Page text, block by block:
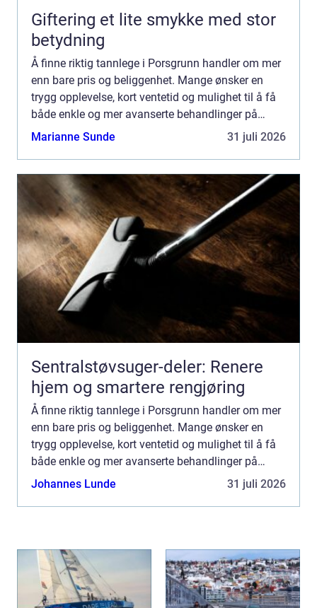
Giftering et lite smykke med stor
betydning
Å finne riktig tannlege i Porsgrunn handler om mer
enn bare pris og beliggenhet. Mange ønsker en
trygg opplevelse, kort ventetid og mulighet til å få
både enkle og mer avanserte behandlinger på
samme sted. Samtidig øker forventningene til
Marianne Sunde 31 juli 2026
Sentralstøvsuger-deler: Renere
hjem og smartere rengjøring
Å finne riktig tannlege i Porsgrunn handler om mer
enn bare pris og beliggenhet. Mange ønsker en
trygg opplevelse, kort ventetid og mulighet til å få
både enkle og mer avanserte behandlinger på
samme sted. Samtidig øker forventningene til
Johannes Lunde 31 juli 2026